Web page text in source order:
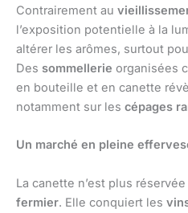
Contrairement au
l’exposition potentielle à la
altérer les arômes, surtout
Des sommellerie organisées
en bouteille et en canette
notamment sur les cépages
Un marché en pleine
La canette n’est plus réservée
fermier. Elle conquiert les